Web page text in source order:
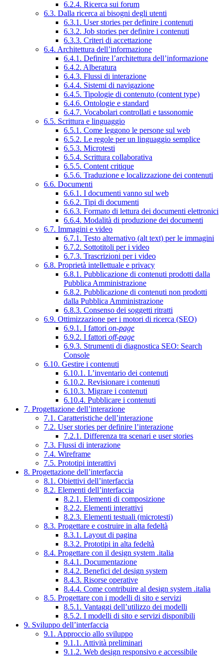
6.2.4. Ricerca sui forum
6.3. Dalla ricerca ai bisogni degli utenti
6.3.1. User stories per definire i contenuti
6.3.2. Job stories per definire i contenuti
6.3.3. Criteri di accettazione
6.4. Architettura dell’informazione
6.4.1. Definire l’architettura dell’informazione
6.4.2. Alberatura
6.4.3. Flussi di interazione
6.4.4. Sistemi di navigazione
6.4.5. Tipologie di contenuto (content type)
6.4.6. Ontologie e standard
6.4.7. Vocabolari controllati e tassonomie
6.5. Scrittura e linguaggio
6.5.1. Come leggono le persone sul web
6.5.2. Le regole per un linguaggio semplice
6.5.3. Microtesti
6.5.4. Scrittura collaborativa
6.5.5. Content critique
6.5.6. Traduzione e localizzazione dei contenuti
6.6. Documenti
6.6.1. I documenti vanno sul web
6.6.2. Tipi di documenti
6.6.3. Formato di lettura dei documenti elettronici
6.6.4. Modalità di produzione dei documenti
6.7. Immagini e video
6.7.1. Testo alternativo (alt text) per le immagini
6.7.2. Sottotitoli per i video
6.7.3. Trascrizioni per i video
6.8. Proprietà intellettuale e privacy
6.8.1. Pubblicazione di contenuti prodotti dalla
Pubblica Amministrazione
6.8.2. Pubblicazione di contenuti non prodotti
dalla Pubblica Amministrazione
6.8.3. Consenso dei soggetti ritratti
6.9. Ottimizzazione per i motori di ricerca (SEO)
6.9.1. I fattori on-page
6.9.2. I fattori off-page
6.9.3. Strumenti di diagnostica SEO: Search
Console
6.10. Gestire i contenuti
6.10.1. L’inventario dei contenuti
6.10.2. Revisionare i contenuti
6.10.3. Migrare i contenuti
6.10.4. Pubblicare i contenuti
7. Progettazione dell’interazione
7.1. Caratteristiche dell’interazione
7.2. User stories per definire l’interazione
7.2.1. Differenza tra scenari e user stories
7.3. Flussi di interazione
7.4. Wireframe
7.5. Prototipi interattivi
8. Progettazione dell’interfaccia
8.1. Obiettivi dell’interfaccia
8.2. Elementi dell’interfaccia
8.2.1. Elementi di composizione
8.2.2. Elementi interattivi
8.2.3. Elementi testuali (microtesti)
8.3. Progettare e costruire in alta fedeltà
8.3.1. Layout di pagina
8.3.2. Prototipi in alta fedeltà
8.4. Progettare con il design system .italia
8.4.1. Documentazione
8.4.2. Benefici del design system
8.4.3. Risorse operative
8.4.4. Come contribuire al design system .italia
8.5. Progettare con i modelli di sito e servizi
8.5.1. Vantaggi dell’utilizzo dei modelli
8.5.2. I modelli di sito e servizi disponibili
9. Sviluppo dell’interfaccia
9.1. Approccio allo sviluppo
9.1.1. Attività preliminari
9.1.2. Web design responsivo e accessibile